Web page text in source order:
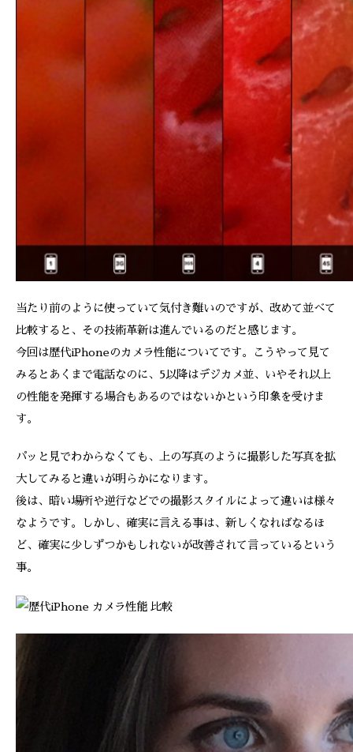
当たり前のように使っていて気付き難いのですが、改めて並べて
比較すると、その技術革新は進んでいるのだと感じます。
今回は歴代iPhoneのカメラ性能についてです。こうやって見て
みるとあくまで電話なのに、5以降はデジカメ並、いやそれ以上
の性能を発揮する場合もあるのではないかという印象を受けま
す。
パッと見でわからなくても、上の写真のように撮影した写真を拡
大してみると違いが明らかになります。
後は、暗い場所や逆行などでの撮影スタイルによって違いは様々
なようです。しかし、確実に言える事は、新しくなればなるほ
ど、確実に少しずつかもしれないが改善されて言っているという
事。